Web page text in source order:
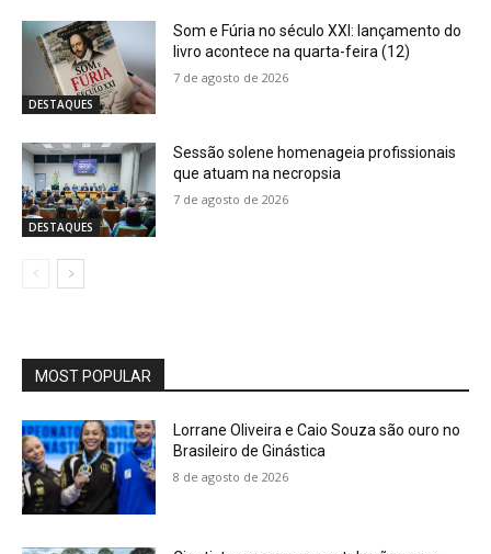
DESTAQUES
Som e Fúria no século XXI: lançamento do
livro acontece na quarta-feira (12)
7 de agosto de 2026
DESTAQUES
Sessão solene homenageia profissionais
que atuam na necropsia
7 de agosto de 2026
MOST POPULAR
Lorrane Oliveira e Caio Souza são ouro no
Brasileiro de Ginástica
8 de agosto de 2026